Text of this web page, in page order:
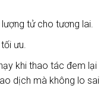
tử cho tương lai.
ưu.
khi thao tác đem lại
dịch mà không lo sai